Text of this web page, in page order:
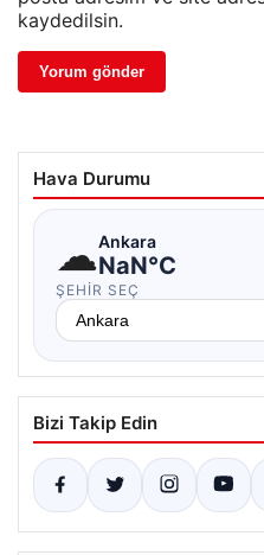
kaydedilsin.
Hava Durumu
☁Ankara
NaN°C
ŞEHIR SEÇ
Bizi Takip Edin